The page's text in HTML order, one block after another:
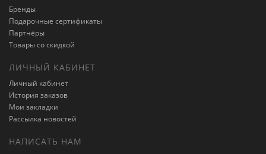
Бренды
Подарочные сертификаты
Партнёры
Товары со скидкой
ЛИЧНЫЙ КАБИНЕТ
Личный кабинет
История заказов
Мои закладки
Рассылка новостей
НАПИСАТЬ НАМ